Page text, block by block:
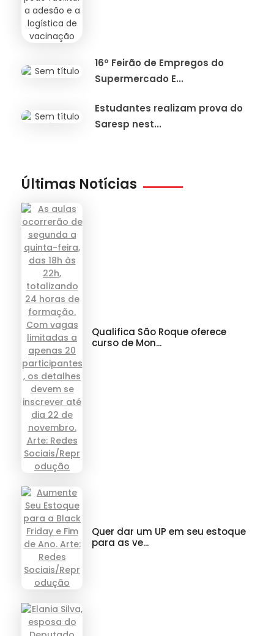
16º Feirão de Empregos do
Supermercado E...
Estudantes realizam prova do
Saresp nest...
Últimas Notícias
Qualifica São Roque oferece
curso de Mon...
Quer dar um UP em seu estoque
para as ve...